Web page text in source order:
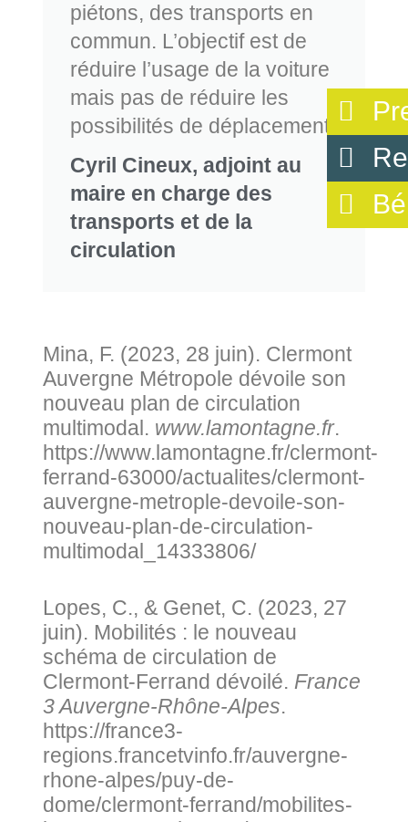
piétons, des transports en
commun. L’objectif est de
réduire l’usage de la voiture
mais pas de réduire les
possibilités de déplacement.
Cyril Cineux, adjoint au
maire en charge des
transports et de la
circulation
Mina, F. (2023, 28 juin). Clermont
Auvergne Métropole dévoile son
nouveau plan de circulation
multimodal. www.lamontagne.fr.
https://www.lamontagne.fr/clermont-
ferrand-63000/actualites/clermont-
auvergne-metrople-devoile-son-
nouveau-plan-de-circulation-
multimodal_14333806/
Lopes, C., & Genet, C. (2023, 27
juin). Mobilités : le nouveau
schéma de circulation de
Clermont-Ferrand dévoilé. France
3 Auvergne-Rhône-Alpes.
https://france3-
regions.francetvinfo.fr/auvergne-
rhone-alpes/puy-de-
dome/clermont-ferrand/mobilites-